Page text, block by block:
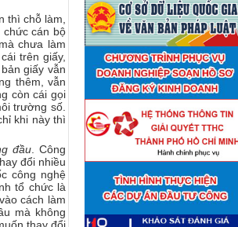
thì chỗ làm,
chức cán bộ
chưa làm
trên giấy,
giấy vẫn
thêm, vẫn
còn cái gọi
trường số.
khi này thì
đầu. Công
đổi nhiều
công nghệ
tổ chức là
cách làm
mà không
Thuê đơn vị tư vấn thẩm định
giá tài sản theo 09 Yêu cầu
định giá tài sản (04/08)
■
UBND ngày 21 tháng 7 năm